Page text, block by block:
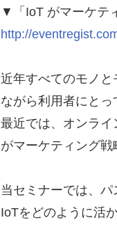
▼「IoT がマーケテ
http://
近年すべてのモノ
ながら利用者にとっ
最近では、オンラ
がマーケティング戦
当セミナーでは、
IoTをどのように活